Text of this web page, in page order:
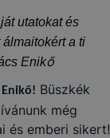
utatokat és
a ti
Enikő
Büszkék
még
és emberi sikert!